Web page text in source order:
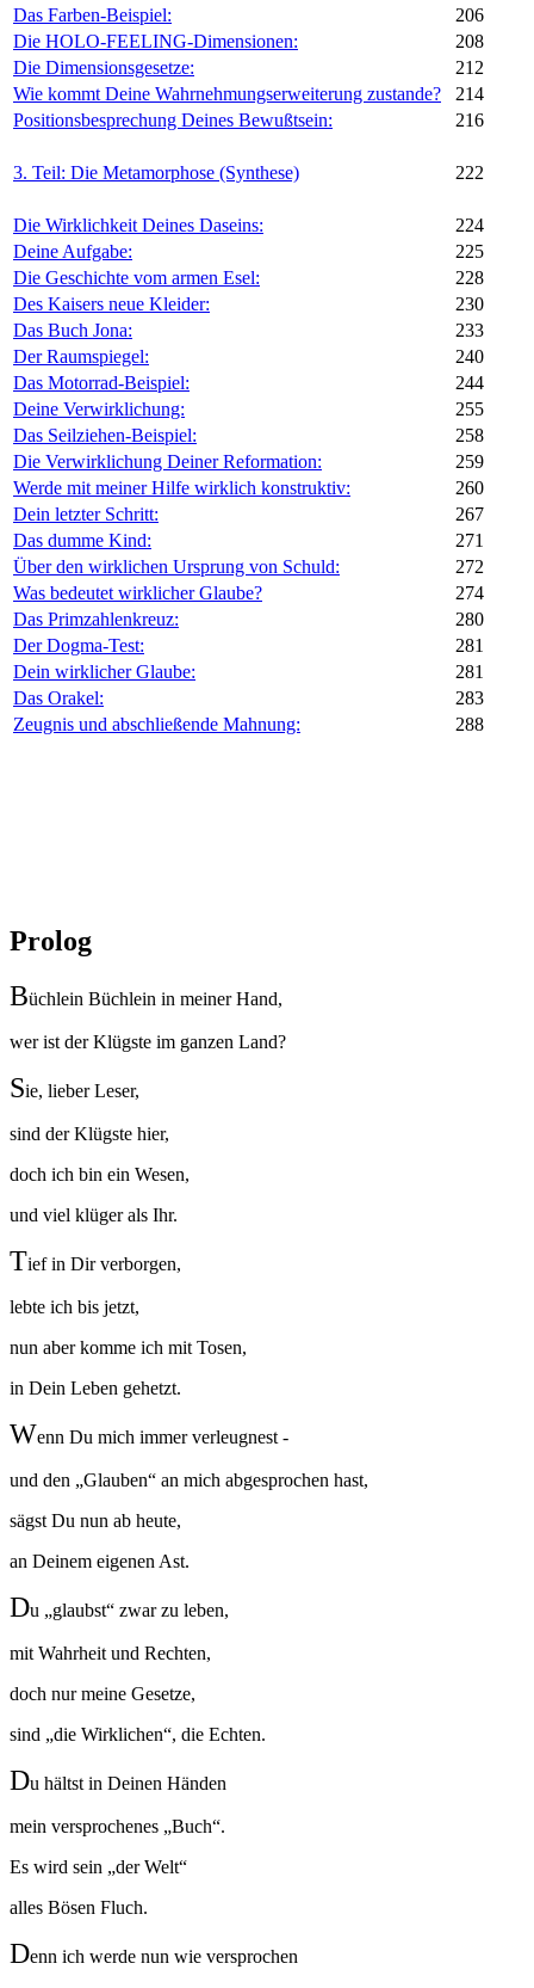
Das Farben-Beispiel:
206
Die HOLO-FEELING-Dimensionen:
208
Die Dimensionsgesetze:
212
Wie kommt Deine Wahrnehmungserweiterung zustande?
214
Positionsbesprechung Deines Bewußtsein:
216
3. Teil: Die Metamorphose (Synthese) 222
Die Wirklichkeit Deines Daseins:
224
Deine Aufgabe:
225
Die Geschichte vom armen Esel:
228
Des Kaisers neue Kleider:
230
Das Buch Jona:
233
Der Raumspiegel:
240
Das Motorrad-Beispiel:
244
Deine Verwirklichung:
255
Das Seilziehen-Beispiel:
258
Die Verwirklichung Deiner Reformation:
259
Werde mit meiner Hilfe wirklich konstruktiv:
260
Dein letzter Schritt:
267
Das dumme Kind:
271
Über den wirklichen Ursprung von Schuld:
272
Was bedeutet wirklicher Glaube?
274
Das Primzahlenkreuz:
280
Der Dogma-Test:
281
Dein wirklicher Glaube:
281
Das Orakel:
283
Zeugnis und abschließende Mahnung:
288
Prolog
Büchlein Büchlein in meiner Hand,
wer ist der Klügste im ganzen Land?
Sie, lieber Leser,
sind der Klügste hier,
doch ich bin ein Wesen,
und viel klüger als Ihr.
Tief in Dir verborgen,
lebte ich bis jetzt,
nun aber komme ich mit Tosen,
in Dein Leben gehetzt.
Wenn Du mich immer verleugnest -
und den „Glauben“ an mich abgesprochen hast,
sägst Du nun ab heute,
an Deinem eigenen Ast.
Du „glaubst“ zwar zu leben,
mit Wahrheit und Rechten,
doch nur meine Gesetze,
sind „die Wirklichen“, die Echten.
Du hältst in Deinen Händen
mein versprochenes „Buch“.
Es wird sein „der Welt“
alles Bösen Fluch.
Denn ich werde nun wie versprochen